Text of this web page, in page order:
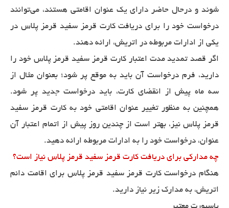
شوند و درحال حاضر دارای یک عنوان اقامتی هستند، می‌توانند
درخواست خود را برای دریافت کارت قرمز سفید قرمز پلاس در
یکی از ادارات مربوطه در اتریش، ارائه دهند.
اگر قصد تمدید مدت اعتبار کارت قرمز سفید قرمز پلاس خود را
دارید، فرم درخواست آن باید به موقع پر شود؛ بعنوان مثال از
سه ماه پیش از انقضای کارت، باید درخواست جدید پر شود.
همچنین به منظور تغییر عنوان اقامتی خود به کارت قرمز سفید
قرمز پلاس نیز، بهتر است از چندین روز پیش از اتمام اعتبار آن
عنوان، درخواست خود را به ادارات مربوطه ارائه دهید.
چه مدارکی برای دریافت کارت قرمز سفید قرمز پلاس نیاز است؟
هنگام درخواست کارت قرمز سفید قرمز پلاس برای اقامت دائم
اتریش، به مدارک زیر نیاز دارید.